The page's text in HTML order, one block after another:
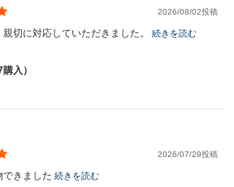
2026/08/02投稿
切に対応していただきました。 続きを読む
入）
2026/07/29投稿
できました 続きを読む